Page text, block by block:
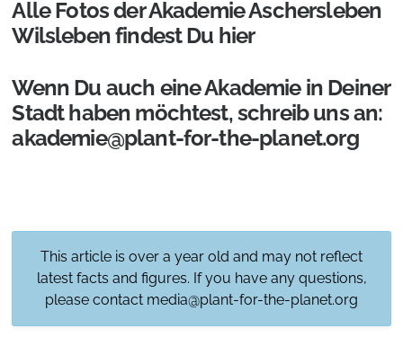
Alle Fotos der Akademie Aschersleben
Wilsleben findest Du hier
Wenn Du auch eineAkademie in Deiner
Stadt haben möchtest, schreib uns an:
akademie@plant-for-the-planet.org
This article is over a year old and may not reflect
latest facts and figures. If you have any questions,
please contact media@plant-for-the-planet.org